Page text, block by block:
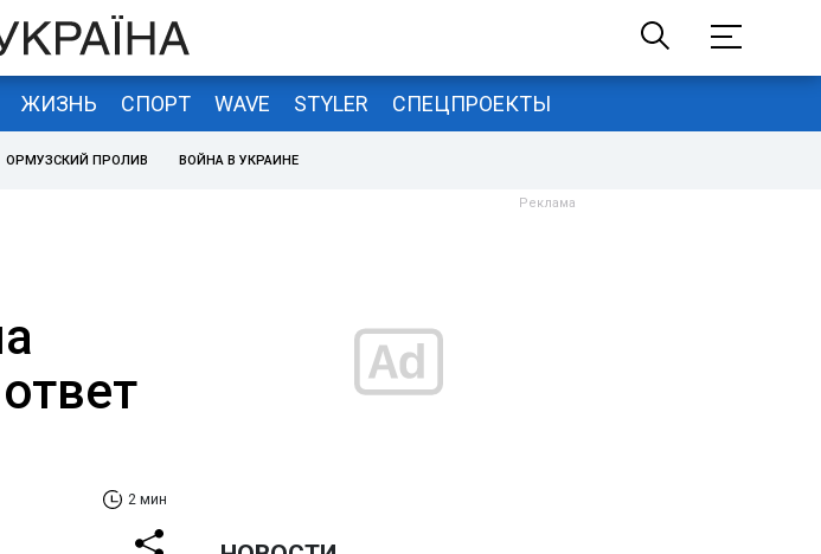
ЖИЗНЬ СПОРТ WAVE STYLER СПЕЦПРОЕКТЫ
ОРМУЗСКИЙ ПРОЛИВ ВОЙНА В УКРАИНЕ
2 мин